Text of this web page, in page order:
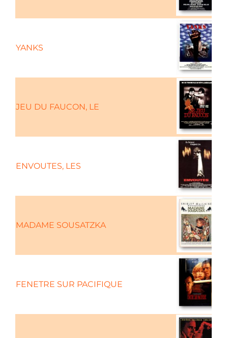
YANKS
JEU DU FAUCON, LE
ENVOUTES, LES
MADAME SOUSATZKA
FENETRE SUR PACIFIQUE